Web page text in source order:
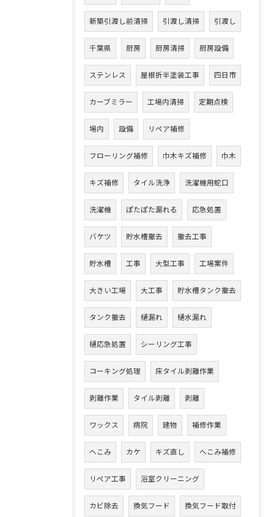
新築引渡し前清掃 引渡し清掃 引渡し
千葉県 厨房 厨房清掃 厨房設備
ステンレス 屋根折半塗装工事 四日市
カーブミラー 工場内清掃 定期点検
場内 設備 リペア補修
フローリング補修 巾木キズ補修 巾木
キズ補修 タイル洗浄 洗濯機用蛇口
洗濯機 ぽたぽた漏れる 応急処置
バケツ 貯水槽撤去 撤去工事
貯水槽 工事 大型工事 工場案件
大きい工場 大工事 貯水槽タンク撤去
タンク撤去 樋漏れ 樋水漏れ
樋応急処置 シーリング工事
コーキング処理 床タイル剥離作業
剥離作業 タイル剥離 剥離
ワックス 病院 建物 補修作業
へこみ カケ キズ直し へこみ補修
リペア工事 浴室クリーニング
カビ除去 換気フード 換気フード取付